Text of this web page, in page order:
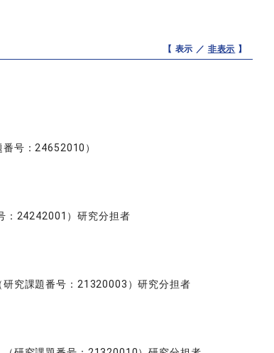
【 表示 ／ 非表示 】
号：24652010）
：24242001）研究分担者
研究課題番号：21320003）研究分担者